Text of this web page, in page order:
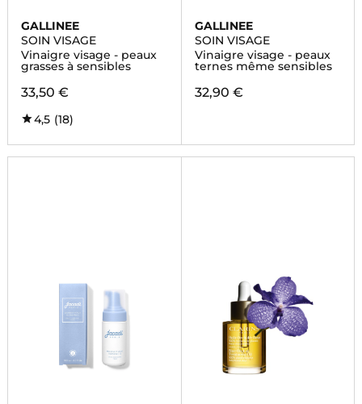
GALLINEE
SOIN VISAGE
Vinaigre visage - peaux
grasses à sensibles
33,50 €
4,5 (18)
GALLINEE
SOIN VISAGE
Vinaigre visage - peaux
ternes même sensibles
32,90 €